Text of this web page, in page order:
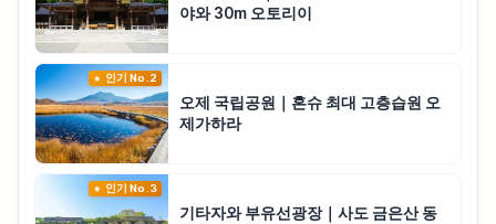
야와 30m 오토리이
인기 No.2
오제 국립공원｜혼슈 최대 고층습원 오
제가하라
인기 No.3
기타자와 부유선광장｜사도 금은산 동